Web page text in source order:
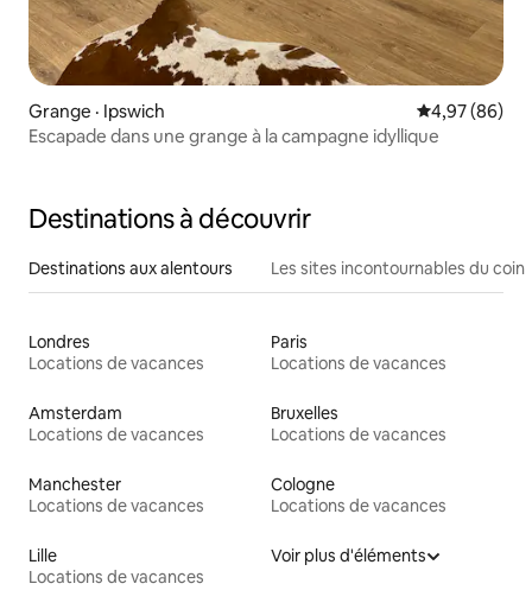
Grange · Ipswich Note
4,97 (86)
Escapade dans une grange à la campagne idyllique
Destinations à découvrir
Destinations aux alentours Les sites incontournables du coin
Londres
Locations de vacances
Paris
Locations de vacances
Amsterdam
Locations de vacances
Bruxelles
Locations de vacances
Manchester
Locations de vacances
Cologne
Locations de vacances
Lille
Locations de vacances
Voir plus d'éléments